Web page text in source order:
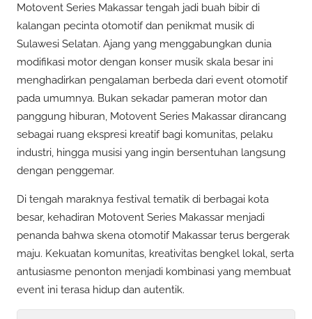
Motovent Series Makassar tengah jadi buah bibir di
kalangan pecinta otomotif dan penikmat musik di
Sulawesi Selatan. Ajang yang menggabungkan dunia
modifikasi motor dengan konser musik skala besar ini
menghadirkan pengalaman berbeda dari event otomotif
pada umumnya. Bukan sekadar pameran motor dan
panggung hiburan, Motovent Series Makassar dirancang
sebagai ruang ekspresi kreatif bagi komunitas, pelaku
industri, hingga musisi yang ingin bersentuhan langsung
dengan penggemar.
Di tengah maraknya festival tematik di berbagai kota
besar, kehadiran Motovent Series Makassar menjadi
penanda bahwa skena otomotif Makassar terus bergerak
maju. Kekuatan komunitas, kreativitas bengkel lokal, serta
antusiasme penonton menjadi kombinasi yang membuat
event ini terasa hidup dan autentik.